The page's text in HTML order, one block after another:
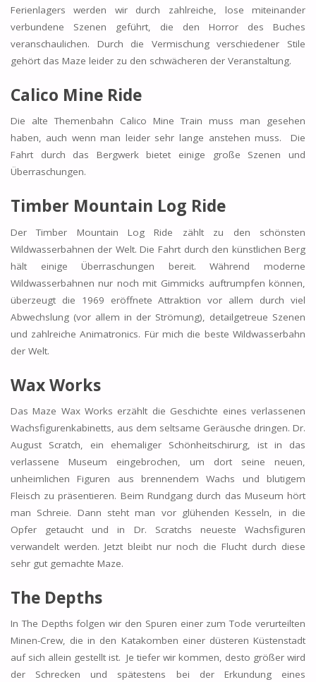
Ferienlagers werden wir durch zahlreiche, lose miteinander
verbundene Szenen geführt, die den Horror des Buches
veranschaulichen. Durch die Vermischung verschiedener Stile
gehört das Maze leider zu den schwächeren der Veranstaltung.
Calico Mine Ride
Die alte Themenbahn Calico Mine Train muss man gesehen
haben, auch wenn man leider sehr lange anstehen muss. Die
Fahrt durch das Bergwerk bietet einige große Szenen und
Überraschungen.
Timber Mountain Log Ride
Der Timber Mountain Log Ride zählt zu den schönsten
Wildwasserbahnen der Welt. Die Fahrt durch den künstlichen Berg
hält einige Überraschungen bereit. Während moderne
Wildwasserbahnen nur noch mit Gimmicks auftrumpfen können,
überzeugt die 1969 eröffnete Attraktion vor allem durch viel
Abwechslung (vor allem in der Strömung), detailgetreue Szenen
und zahlreiche Animatronics. Für mich die beste Wildwasserbahn
der Welt.
Wax Works
Das Maze Wax Works erzählt die Geschichte eines verlassenen
Wachsfigurenkabinetts, aus dem seltsame Geräusche dringen. Dr.
August Scratch, ein ehemaliger Schönheitschirurg, ist in das
verlassene Museum eingebrochen, um dort seine neuen,
unheimlichen Figuren aus brennendem Wachs und blutigem
Fleisch zu präsentieren. Beim Rundgang durch das Museum hört
man Schreie. Dann steht man vor glühenden Kesseln, in die
Opfer getaucht und in Dr. Scratchs neueste Wachsfiguren
verwandelt werden. Jetzt bleibt nur noch die Flucht durch diese
sehr gut gemachte Maze.
The Depths
In The Depths folgen wir den Spuren einer zum Tode verurteilten
Minen-Crew, die in den Katakomben einer düsteren Küstenstadt
auf sich allein gestellt ist. Je tiefer wir kommen, desto größer wird
der Schrecken und spätestens bei der Erkundung eines